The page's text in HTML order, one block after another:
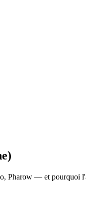
Pharow — et pourquoi